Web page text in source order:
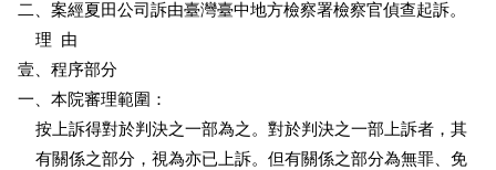
二、案經夏田公司訴由臺灣臺中地方檢察署檢察官偵查起訴。
    理  由
壹、程序部分
一、本院審理範圍：
    按上訴得對於判決之一部為之。對於判決之一部上訴者，其
    有關係之部分，視為亦已上訴。但有關係之部分為無罪、免